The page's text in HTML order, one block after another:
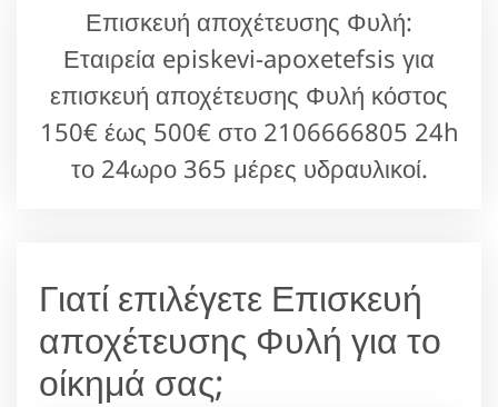
Επισκευή αποχέτευσης Φυλή:
Εταιρεία episkevi-apoxetefsis για
επισκευή αποχέτευσης Φυλή κόστος
150€ έως 500€ στο 2106666805 24h
το 24ωρο 365 μέρες υδραυλικοί.
Γιατί επιλέγετε Επισκευή
αποχέτευσης Φυλή για το
οίκημά σας;